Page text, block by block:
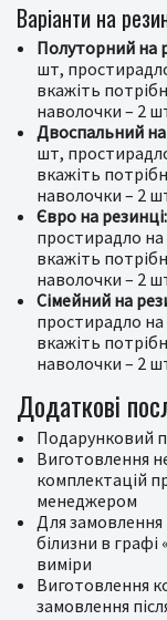
Варіанти на
Полуторний на
шт,
вкажіть
наволочки – 2
Двоспальний на
шт,
вкажіть
наволочки – 2
Євро на резинці:
простирадло на
вкажіть
наволочки – 2
Сімейний на
простирадло на
вкажіть
наволочки – 2
Додаткові
Подарунковий
Виготовлення
комплектацій
менеджером
Для замовлення
білизни в
виміри
Виготовлення
замовлення